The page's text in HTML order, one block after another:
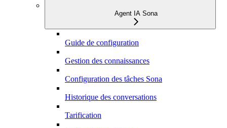
Agent IA Sona
Guide de configuration
Gestion des connaissances
Configuration des tâches Sona
Historique des conversations
Tarification